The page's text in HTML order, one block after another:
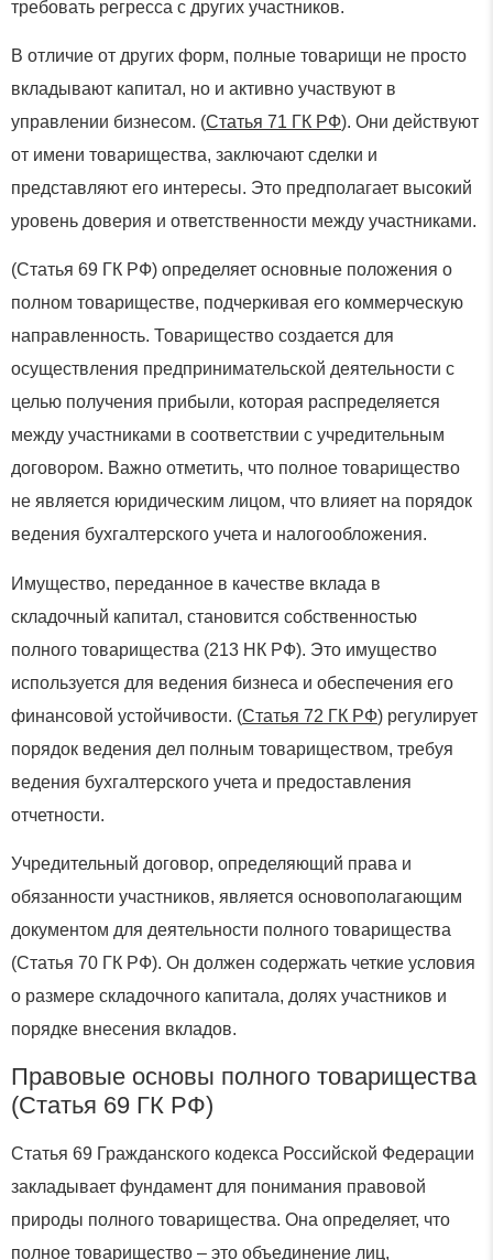
требовать регресса с других участников.
В отличие от других форм, полные товарищи не просто
вкладывают капитал, но и активно участвуют в
управлении бизнесом. (Статья 71 ГК РФ). Они действуют
от имени товарищества, заключают сделки и
представляют его интересы. Это предполагает высокий
уровень доверия и ответственности между участниками.
(Статья 69 ГК РФ) определяет основные положения о
полном товариществе, подчеркивая его коммерческую
направленность. Товарищество создается для
осуществления предпринимательской деятельности с
целью получения прибыли, которая распределяется
между участниками в соответствии с учредительным
договором. Важно отметить, что полное товарищество
не является юридическим лицом, что влияет на порядок
ведения бухгалтерского учета и налогообложения.
Имущество, переданное в качестве вклада в
складочный капитал, становится собственностью
полного товарищества (213 НК РФ). Это имущество
используется для ведения бизнеса и обеспечения его
финансовой устойчивости. (Статья 72 ГК РФ) регулирует
порядок ведения дел полным товариществом, требуя
ведения бухгалтерского учета и предоставления
отчетности.
Учредительный договор, определяющий права и
обязанности участников, является основополагающим
документом для деятельности полного товарищества
(Статья 70 ГК РФ). Он должен содержать четкие условия
о размере складочного капитала, долях участников и
порядке внесения вкладов.
Правовые основы полного товарищества
(Статья 69 ГК РФ)
Статья 69 Гражданского кодекса Российской Федерации
закладывает фундамент для понимания правовой
природы полного товарищества. Она определяет, что
полное товарищество – это объединение лиц,